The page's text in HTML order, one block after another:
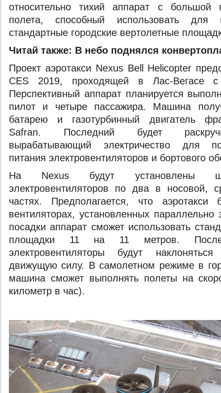
относительно тихий аппарат с большой
полета, способный использовать для
стандартные городские вертолетные
Читай также: В небо поднялся
Проект аэротакси Nexus Bell Helicopter
CES 2019, проходящей в Лас-Вегасе
Перспективный аппарат планируется
пилот и четыре пассажира. Машина
батарею и газотурбинный двигатель
Safran. Последний будет
вырабатывающий электричество для
питания электровентиляторов и бортового
На Nexus будут установлены
электровентиляторов по два в носовой,
частях. Предполагается, что аэротакси
вентиляторах, установленных
посадки аппарат сможет использовать
площадки 11 на 11 метров.
электровентиляторы будут
движущую силу. В самолетном режиме в
машина сможет выполнять полеты на
километр в час).